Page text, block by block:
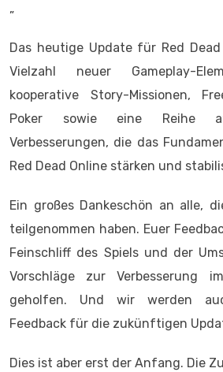
„
Das heutige Update für Red
Vielzahl neuer Gameplay-
kooperative Story-Missionen,
Poker sowie eine Reihe
Verbesserungen, die das
Red Dead Online stärken und
Ein großes Dankeschön an alle,
teilgenommen haben. Euer
Feinschliff des Spiels und der
Vorschläge zur Verbesserung
geholfen. Und wir werden
Feedback für die zukünftigen
Dies ist aber erst der Anfang. Die